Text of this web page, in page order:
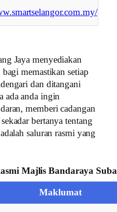
Jaya menyediakan
memastikan setiap
dan ditangani
ada anda ingin
memberi cadangan
bertanya tentang
saluran rasmi yang
Majlis Bandaraya
Maklumat